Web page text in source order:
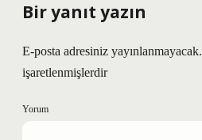
Bir yanıt yazın
E-posta adresiniz yayınlanmayacak.
işaretlenmişlerdir
Yorum